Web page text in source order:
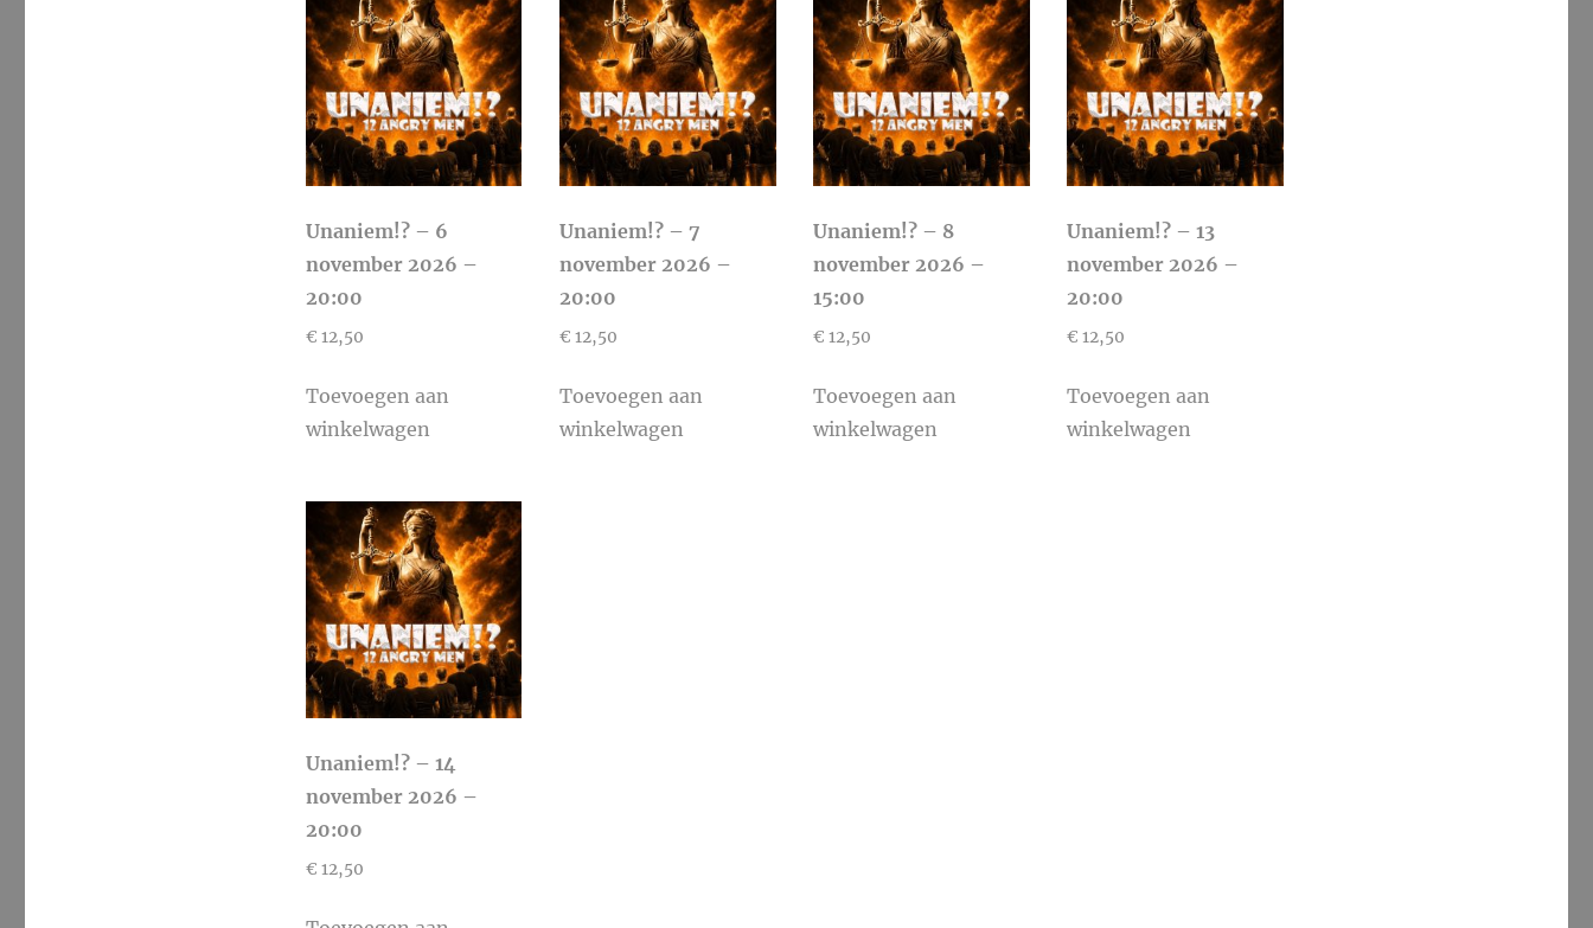
Unaniem!? – 6
november 2026 –
20:00
€ 12,50
Toevoegen aan
winkelwagen
Unaniem!? – 7
november 2026 –
20:00
€ 12,50
Toevoegen aan
winkelwagen
Unaniem!? – 8
november 2026 –
15:00
€ 12,50
Toevoegen aan
winkelwagen
Unaniem!? – 13
november 2026 –
20:00
€ 12,50
Toevoegen aan
winkelwagen
Unaniem!? – 14
november 2026 –
20:00
€ 12,50